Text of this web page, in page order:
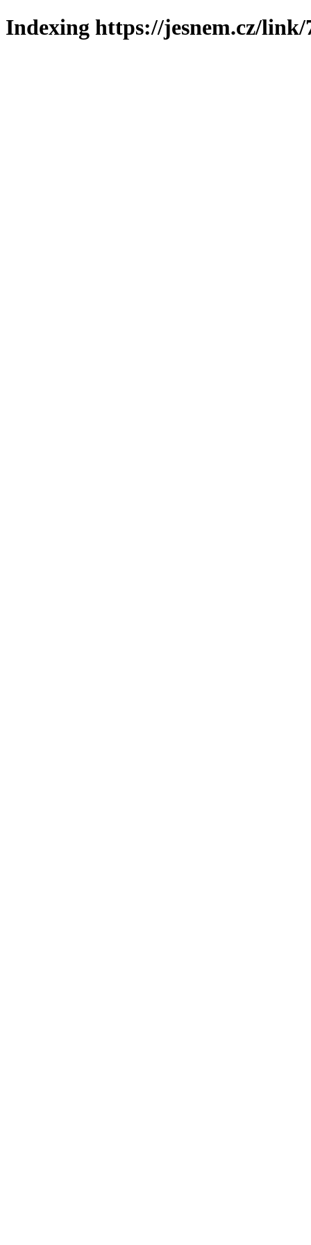
Indexing https://jesnem.cz/link/